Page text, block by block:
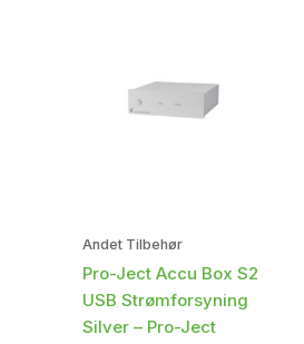
Andet Tilbehør
Pro-Ject Accu Box S2
USB Strømforsyning
Silver – Pro-Ject